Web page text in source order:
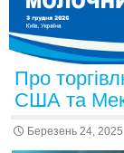
Про
США та
Березень 24, 2025